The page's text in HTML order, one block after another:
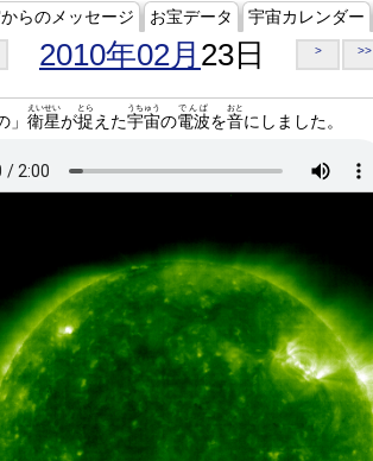
らのメッセージ お宝データ 宇宙カレンダー
2010年02月 23日 > >>
衛星
えいせい
が捉
とら
えた宇宙
うちゅう
の電波
でんぱ
を音
おと
にしました。